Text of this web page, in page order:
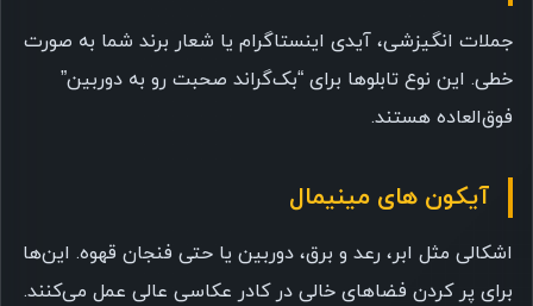
جملات انگیزشی، آیدی اینستاگرام یا شعار برند شما به صورت
خطی. این نوع تابلوها برای “بک‌گراند صحبت رو به دوربین”
فوق‌العاده هستند.
آیکون های مینیمال
اشکالی مثل ابر، رعد و برق، دوربین یا حتی فنجان قهوه. این‌ها
برای پر کردن فضاهای خالی در کادر عکاسی عالی عمل می‌کنند.